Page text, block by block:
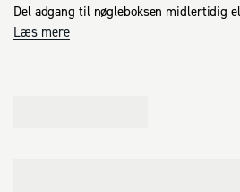
Del adgang til nøgleboksen midlertidig
ubegrænset, via bluetooth eller via en
Læs mere